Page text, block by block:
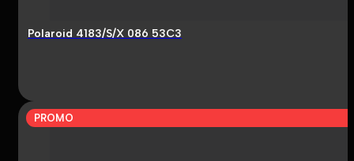
Polaroid 4183/S/X 086 53C3
PROMO